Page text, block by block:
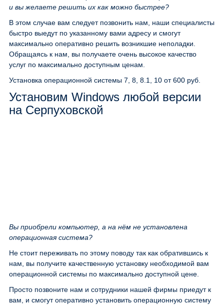
и вы желаете решить их как можно быстрее?
В этом случае вам следует позвонить нам, наши специалисты
быстро выедут по указанному вами адресу и смогут
максимально оперативно решить возникшие неполадки.
Обращаясь к нам, вы получаете очень высокое качество
услуг по максимально доступным ценам.
Установка операционной системы 7, 8, 8.1, 10 от 600 руб.
Установим Windows любой версии
на Серпуховской
Вы приобрели компьютер, а на нём не установлена
операционная система?
Не стоит переживать по этому поводу так как обратившись к
нам, вы получите качественную установку необходимой вам
операционной системы по максимально доступной цене.
Просто позвоните нам и сотрудники нашей фирмы приедут к
вам, и смогут оперативно установить операционную систему